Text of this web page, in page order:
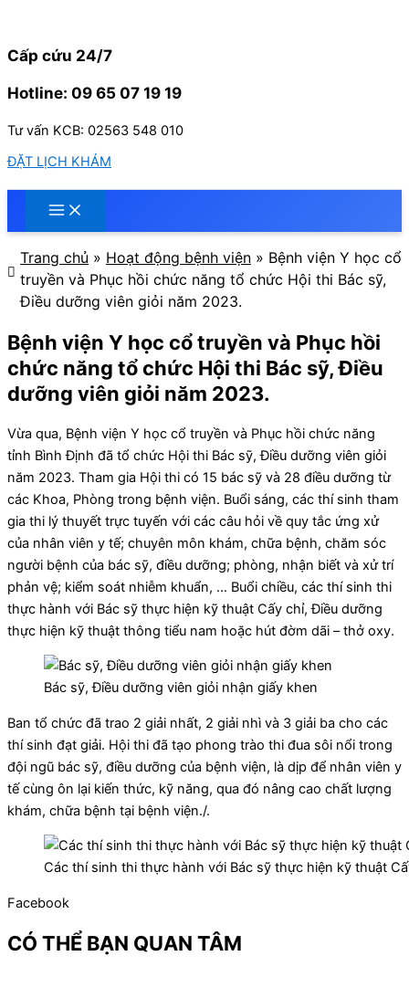
nội
Cấp cứu 24/7
Hotline: 09 65 07 19 19
Tư vấn KCB: 02563 548 010
ĐẶT LỊCH KHÁM
Trang chủ » Hoạt động bệnh viện » Bệnh viện Y học cổ
truyền và Phục hồi chức năng tổ chức Hội thi Bác sỹ,
Điều dưỡng viên giỏi năm 2023.
Bệnh viện Y học cổ truyền và Phục hồi
chức năng tổ chức Hội thi Bác sỹ, Điều
dưỡng viên giỏi năm 2023.
Vừa qua, Bệnh viện Y học cổ truyền và Phục hồi chức năng
tỉnh Bình Định đã tổ chức Hội thi Bác sỹ, Điều dưỡng viên giỏi
năm 2023. Tham gia Hội thi có 15 bác sỹ và 28 điều dưỡng từ
các Khoa, Phòng trong bệnh viện. Buổi sáng, các thí sinh tham
gia thi lý thuyết trực tuyến với các câu hỏi về quy tắc ứng xử
của nhân viên y tế; chuyên môn khám, chữa bệnh, chăm sóc
người bệnh của bác sỹ, điều dưỡng; phòng, nhận biết và xử trí
phản vệ; kiểm soát nhiễm khuẩn, … Buổi chiều, các thí sinh thi
thực hành với Bác sỹ thực hiện kỹ thuật Cấy chỉ, Điều dưỡng
thực hiện kỹ thuật thông tiểu nam hoặc hút đờm dãi – thở oxy.
Bác sỹ, Điều dưỡng viên giỏi nhận giấy khen
Ban tổ chức đã trao 2 giải nhất, 2 giải nhì và 3 giải ba cho các
thí sinh đạt giải. Hội thi đã tạo phong trào thi đua sôi nổi trong
đội ngũ bác sỹ, điều dưỡng của bệnh viện, là dịp để nhân viên y
tế cùng ôn lại kiến thức, kỹ năng, qua đó nâng cao chất lượng
khám, chữa bệnh tại bệnh viện./.
Các thí sinh thi thực hành với Bác sỹ thực hiện kỹ thuật
Facebook
CÓ THỂ BẠN QUAN TÂM